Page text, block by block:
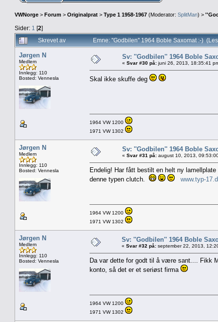
VWNorge > Forum > Originalprat > Type 1 1958-1967 (Moderator: SplitMan) >
Sider: 1 [2]
Skrevet av
Emne: ''Godbilen'' 1964 Boble Saxomat :-)
Jørgen N
Medlem
Innlegg: 110
Bosted: Vennesla
Sv: ''Godbilen'' 1964 Boble
« Svar #30 på: juni 26, 2013, 18:35:41
Skal ikke skuffe deg
1964 VW 1200
1971 VW 1302
Jørgen N
Medlem
Innlegg: 110
Bosted: Vennesla
Sv: ''Godbilen'' 1964 Boble
« Svar #31 på: august 10, 2013,
Endelig! Har fått bestilt en helt ny
denne typen clutch.
www.typ-
1964 VW 1200
1971 VW 1302
Jørgen N
Medlem
Innlegg: 110
Bosted: Vennesla
Sv: ''Godbilen'' 1964 Boble
« Svar #32 på: september 22, 2013,
Da var dette for godt til å være sant.... Fikk
konto, så det er et seriøst firma
1964 VW 1200
1971 VW 1302